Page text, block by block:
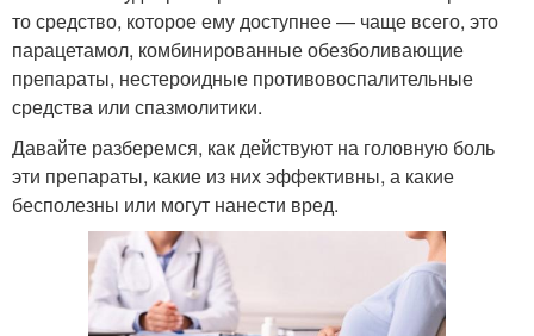
то средство, которое ему доступнее — чаще всего, это
парацетамол, комбинированные обезболивающие
препараты, нестероидные противовоспалительные
средства или спазмолитики.
Давайте разберемся, как действуют на головную боль
эти препараты, какие из них эффективны, а какие
бесполезны или могут нанести вред.